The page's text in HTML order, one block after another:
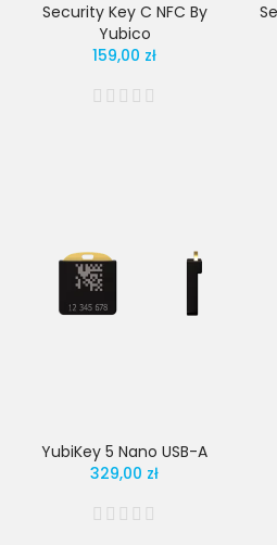
Security Key C NFC By
Yubico
159,00 zł
YubiKey 5 Nano USB-A
329,00 zł